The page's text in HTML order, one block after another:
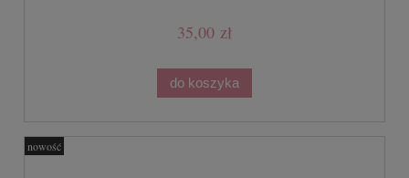
35,00 zł
do koszyka
nowość